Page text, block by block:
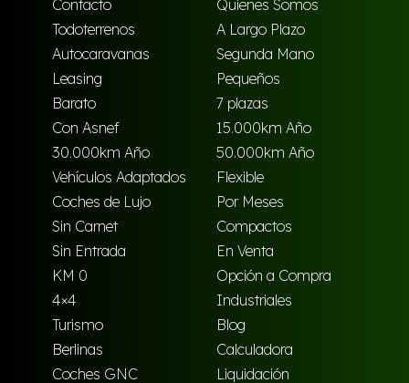
Contacto
Quienes Somos
Todoterrenos
A Largo Plazo
Autocaravanas
Segunda Mano
Leasing
Pequeños
Barato
7 plazas
Con Asnef
15.000km Año
30.000km Año
50.000km Año
Vehículos Adaptados
Flexible
Coches de Lujo
Por Meses
Sin Carnet
Compactos
Sin Entrada
En Venta
KM 0
Opción a Compra
4×4
Industriales
Turismo
Blog
Berlinas
Calculadora
Coches GNC
Liquidación